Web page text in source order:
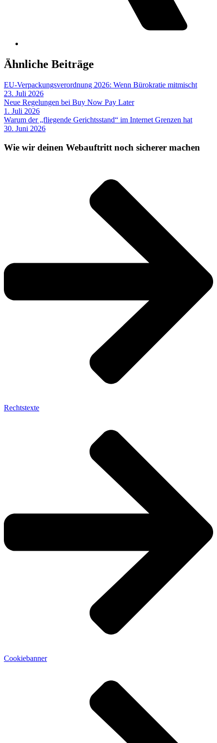
Ähnliche Beiträge
EU-Verpackungsverordnung 2026: Wenn Bürokratie mitmischt
23. Juli 2026
Neue Regelungen bei Buy Now Pay Later
1. Juli 2026
Warum der „fliegende Gerichtsstand“ im Internet Grenzen hat
30. Juni 2026
Wie wir deinen Webauftritt noch sicherer machen
Rechtstexte
Cookiebanner